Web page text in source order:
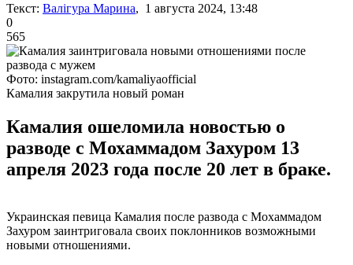
Текст: Валігура Марина, 1 августа 2024, 13:48
0
565
Фото: instagram.com/kamaliyaofficial
Камалия закрутила новый роман
Камалия ошеломила новостью о
разводе с Мохаммадом Захуром 13
апреля 2023 года после 20 лет в браке.
Украинская певица Камалия после развода с Мохаммадом
Захуром заинтриговала своих поклонников возможными
новыми отношениями.